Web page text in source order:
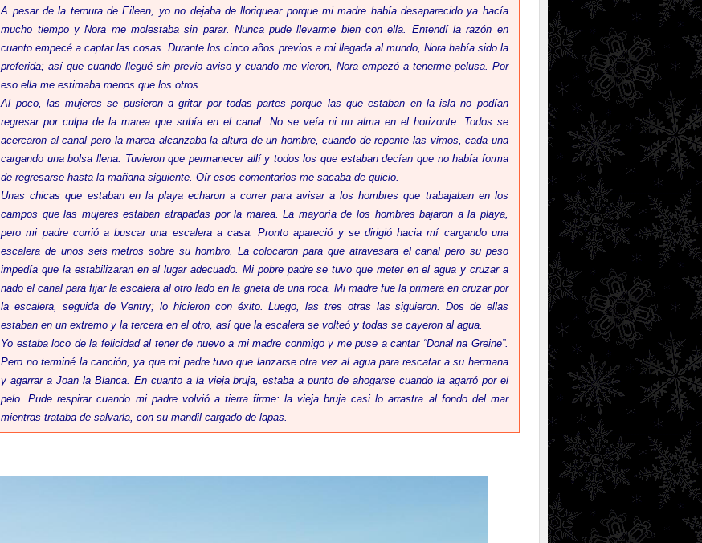
A pesar de la ternura de Eileen, yo no dejaba de lloriquear porque mi madre había desaparecido ya hacía
mucho tiempo y Nora me molestaba sin parar. Nunca pude llevarme bien con ella. Entendí la razón en
cuanto empecé a captar las cosas. Durante los cinco años previos a mi llegada al mundo, Nora había sido la
preferida; así que cuando llegué sin previo aviso y cuando me vieron, Nora empezó a tenerme pelusa. Por
eso ella me estimaba menos que los otros.
Al poco, las mujeres se pusieron a gritar por todas partes porque las que estaban en la isla no podían
regresar por culpa de la marea que subía en el canal. No se veía ni un alma en el horizonte. Todos se
acercaron al canal pero la marea alcanzaba la altura de un hombre, cuando de repente las vimos, cada una
cargando una bolsa llena. Tuvieron que permanecer allí y todos los que estaban decían que no había forma
de regresarse hasta la mañana siguiente. Oír esos comentarios me sacaba de quicio.
Unas chicas que estaban en la playa echaron a correr para avisar a los hombres que trabajaban en los
campos que las mujeres estaban atrapadas por la marea. La mayoría de los hombres bajaron a la playa,
pero mi padre corrió a buscar una escalera a casa. Pronto apareció y se dirigió hacia mí cargando una
escalera de unos seis metros sobre su hombro. La colocaron para que atravesara el canal pero su peso
impedía que la estabilizaran en el lugar adecuado. Mi pobre padre se tuvo que meter en el agua y cruzar a
nado el canal para fijar la escalera al otro lado en la grieta de una roca. Mi madre fue la primera en cruzar por
la escalera, seguida de Ventry; lo hicieron con éxito. Luego, las tres otras las siguieron. Dos de ellas
estaban en un extremo y la tercera en el otro, así que la escalera se volteó y todas se cayeron al agua.
Yo estaba loco de la felicidad al tener de nuevo a mi madre conmigo y me puse a cantar “Donal na Greine”.
Pero no terminé la canción, ya que mi padre tuvo que lanzarse otra vez al agua para rescatar a su hermana
y agarrar a Joan la Blanca. En cuanto a la vieja bruja, estaba a punto de ahogarse cuando la agarró por el
pelo. Pude respirar cuando mi padre volvió a tierra firme: la vieja bruja casi lo arrastra al fondo del mar
mientras trataba de salvarla, con su mandil cargado de lapas.